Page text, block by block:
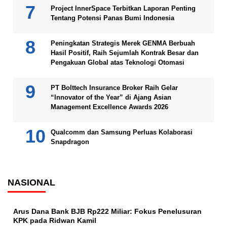
Project InnerSpace Terbitkan Laporan Penting
Tentang Potensi Panas Bumi Indonesia
Peningkatan Strategis Merek GENMA Berbuah
Hasil Positif, Raih Sejumlah Kontrak Besar dan
Pengakuan Global atas Teknologi Otomasi
PT Bolttech Insurance Broker Raih Gelar
“Innovator of the Year” di Ajang Asian
Management Excellence Awards 2026
Qualcomm dan Samsung Perluas Kolaborasi
Snapdragon
NASIONAL
Arus Dana Bank BJB Rp222 Miliar: Fokus Penelusuran
KPK pada Ridwan Kamil